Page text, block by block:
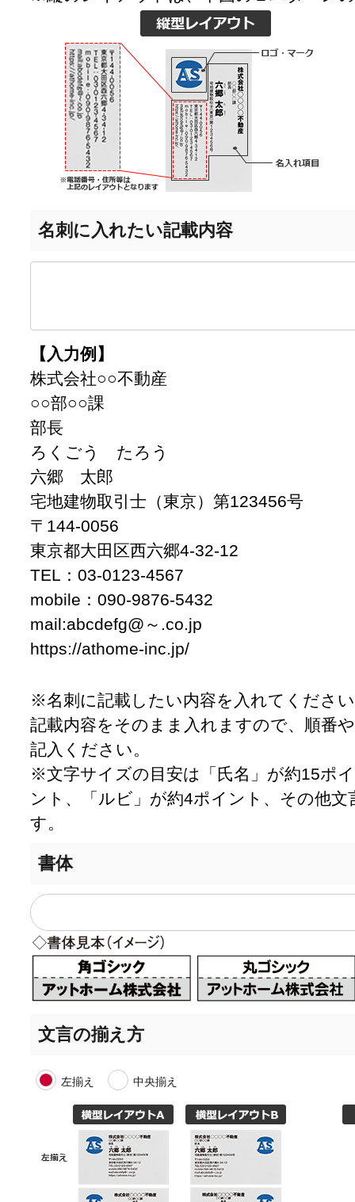
名刺に入れたい記載内容
【入力例】
株式会社○○不動産
○○部○○課
部長
ろくごう たろう
六郷 太郎
宅地建物取引士（東京）第123456号
〒144-0056
東京都大田区西六郷4-32-12
TEL：03-0123-4567
mobile：090-9876-5432
mail:abcdefg@～.co.jp
https://athome-inc.jp/
※名刺に記載したい内容を入れてくださ
記載内容をそのまま入れますので、順番
記入ください。
※文字サイズの目安は「氏名」が約15ポ
ント、「ルビ」が約4ポイント、その他
す。
書体
文言の揃え方
左揃え 中央揃え